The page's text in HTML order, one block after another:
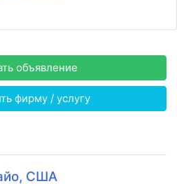
объявление
фирму / услугу
США